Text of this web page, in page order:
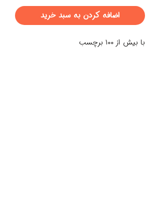
اضافه کردن به سبد خرید
با بیش از ۱۰۰ برچسب